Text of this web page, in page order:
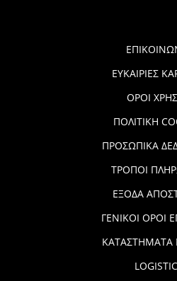
ΕΥΚΑΙΡΙΕΣ
ΟΡΟΙ
ΠΟΛΙΤΙΚΗ
ΠΡΟΣΩΠΙΚΑ
ΤΡΟΠΟΙ
ΕΞΟΔΑ
ΓΕΝΙΚΟΙ ΟΡΟΙ
ΚΑΤΑΣΤΗΜΑΤΑ